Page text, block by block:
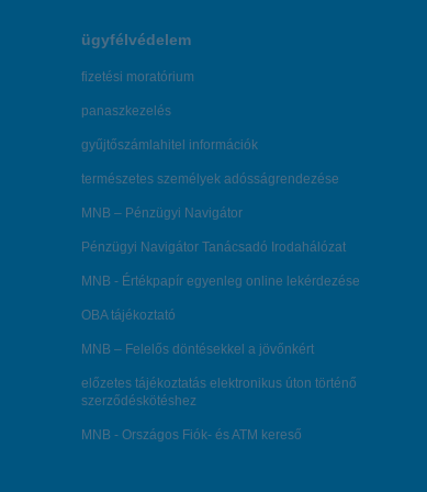
ügyfélvédelem
fizetési moratórium
panaszkezelés
gyűjtőszámlahitel információk
természetes személyek adósságrendezése
MNB – Pénzügyi Navigátor
Pénzügyi Navigátor Tanácsadó Irodahálózat
MNB - Értékpapír egyenleg online lekérdezése
OBA tájékoztató
MNB – Felelős döntésekkel a jövőnkért
előzetes tájékoztatás elektronikus úton történő
szerződéskötéshez
MNB - Országos Fiók- és ATM kereső